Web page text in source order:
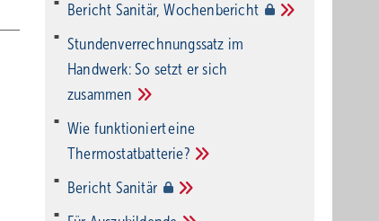
Bericht Sanitär,Wochenbericht
Stundenverrechnungssatz im
Handwerk: So setzt er sich
zusammen
Wie funktioniert eine
Thermostatbatterie?
Bericht Sanitär